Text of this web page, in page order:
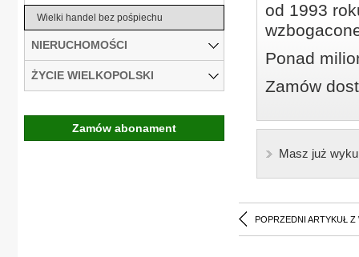
od 1993
Ponad
Zamów
Masz już
POPRZEDNI ARTYKUŁ Z
Wielki handel bez pośpiechu
NIERUCHOMOŚCI
ŻYCIE WIELKOPOLSKI
Zamów abonament